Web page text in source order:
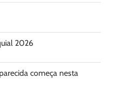
2026
começa nesta